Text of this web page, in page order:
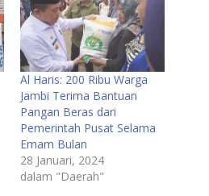
Al Haris: 200 Ribu Warga
Jambi Terima Bantuan
Pangan Beras dari
Pemerintah Pusat Selama
Emam Bulan
28 Januari, 2024
dalam "Daerah"